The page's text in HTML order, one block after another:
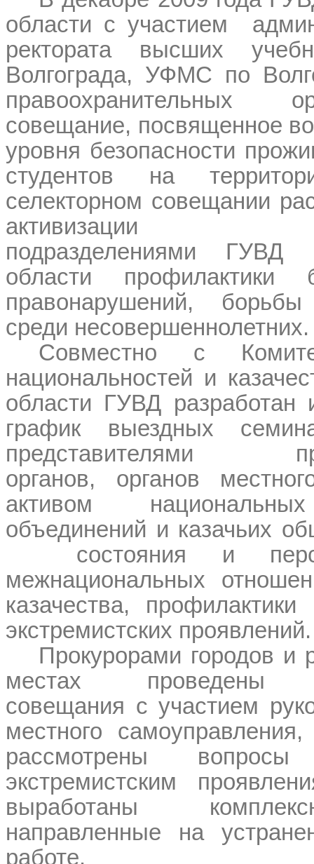
области с участием
ректората высших
Волгограда, УФМС по
правоохранительных
совещание, посвященное
уровня безопасности
студентов на
селекторном совещании
активизации
подразделениями ГУВД
области профилактики
правонарушений,
среди несовершеннолетних.
Совместно с
национальностей и
области ГУВД разработан
график выездных
представителями
органов, органов
активом
объединений и казачьих
состояния и
межнациональных
казачества,
экстремистских проявлений.
Прокурорами городов и
местах проведены
совещания с участием
местного
рассмотрены вопросы
экстремистским
выработаны
направленные на
работе.